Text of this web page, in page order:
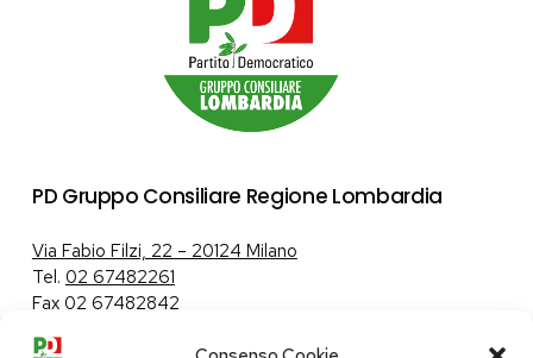
PD Gruppo Consiliare Regione Lombardia
Via Fabio Filzi, 22 – 20124 Milano
Tel. 02 67482261
Fax 02 67482842